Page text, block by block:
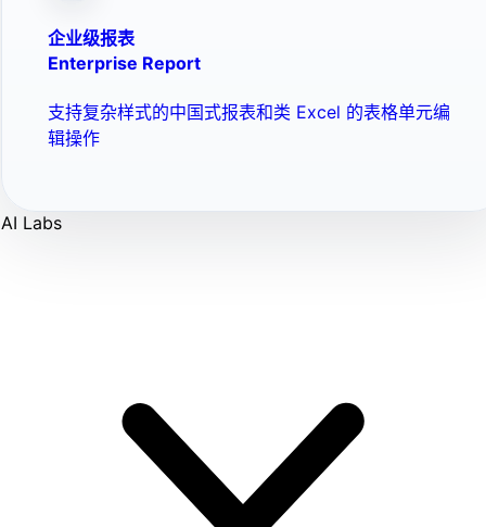
企业级报表
Enterprise Report
支持复杂样式的中国式报表和类 Excel 的表格单元编
辑操作
AI Labs